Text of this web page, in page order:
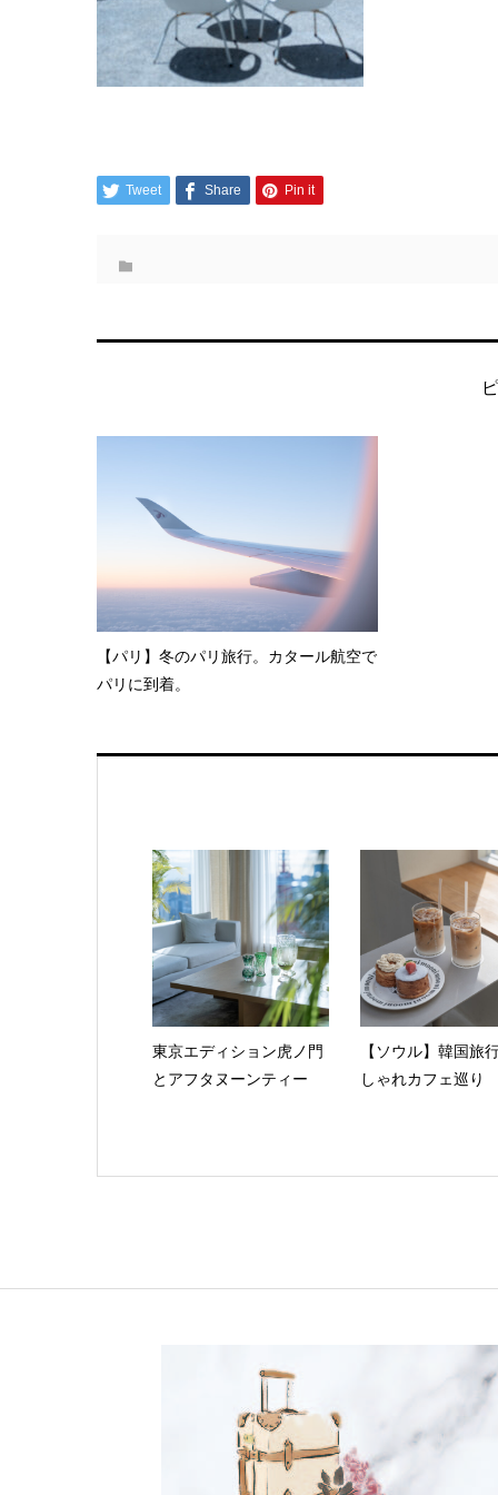
Tweet Share Pin it
【パリ】冬のパリ旅行。カタール航空で
パリに到着。
東京エディション虎ノ門
とアフタヌーンティー
【ソウル】韓国旅
しゃれカフェ巡り